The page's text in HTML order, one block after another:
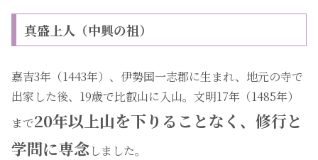
真盛上人（中興の祖）
嘉吉3年（1443年）、伊勢国一志郡に生まれ、地元の寺で
出家した後、19歳で比叡山に入山。文明17年（1485年）
まで20年以上山を下りることなく、修行と
学問に専念しました。